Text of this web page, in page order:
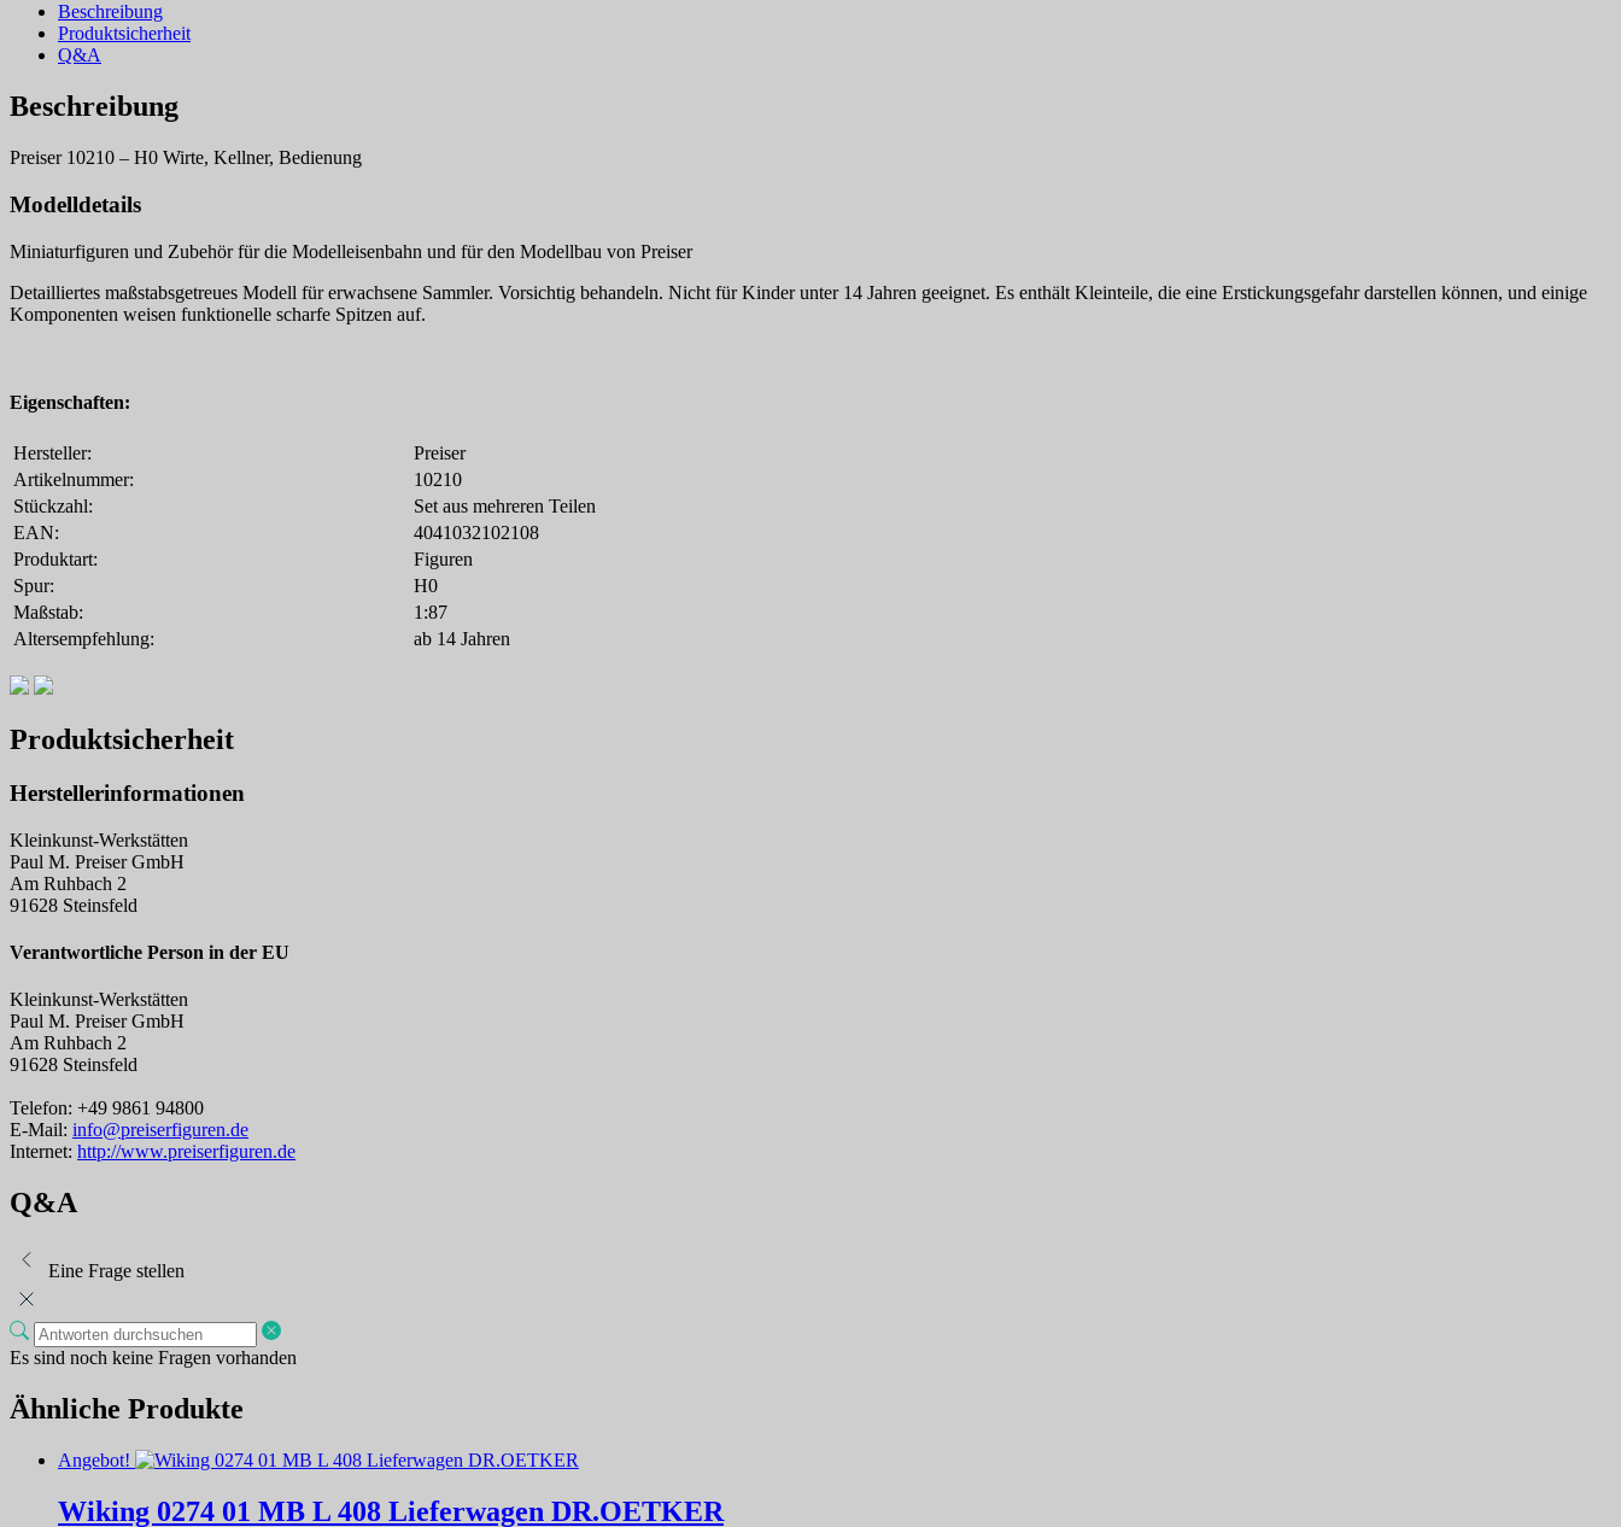
Beschreibung
Produktsicherheit
Q&A
Beschreibung
Preiser 10210 – H0 Wirte, Kellner, Bedienung
Modelldetails
Miniaturfiguren und Zubehör für die Modelleisenbahn und für den Modellbau von Preiser
Detailliertes maßstabsgetreues Modell für erwachsene Sammler. Vorsichtig behandeln. Nicht für Kinder unter 14 Jahren geeignet. Es enthält Kleinteile, die eine Erstickungsgefahr darstellen können, und einige
Komponenten weisen funktionelle scharfe Spitzen auf.
Eigenschaften:
Hersteller:
Preiser
Artikelnummer:
10210
Stückzahl:
Set aus mehreren Teilen
EAN:
4041032102108
Produktart:
Figuren
Spur:
H0
Maßstab:
1:87
Altersempfehlung:
ab 14 Jahren
Produktsicherheit
Herstellerinformationen
Kleinkunst-Werkstätten
Paul M. Preiser GmbH
Am Ruhbach 2
91628 Steinsfeld
Verantwortliche Person in der EU
Kleinkunst-Werkstätten
Paul M. Preiser GmbH
Am Ruhbach 2
91628 Steinsfeld
Telefon: +49 9861 94800
E-Mail: info@preiserfiguren.de
Internet: http://www.preiserfiguren.de
Q&A
Eine Frage stellen
Es sind noch keine Fragen vorhanden
Ähnliche Produkte
Angebot!
Wiking 0274 01 MB L 408 Lieferwagen DR.OETKER